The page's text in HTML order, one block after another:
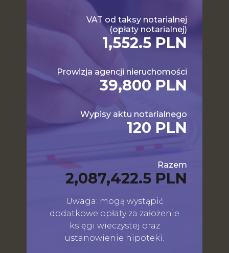
VAT od taksy notarialnej
(opłaty notarialnej)
1,552.5 PLN
Prowizja agencji nieruchomości
39,800 PLN
Wypisy aktu notarialnego
120 PLN
Razem
2,087,422.5 PLN
Uwaga: mogą wystąpić
dodatkowe opłaty za założenie
księgi wieczystej oraz
ustanowienie hipoteki.